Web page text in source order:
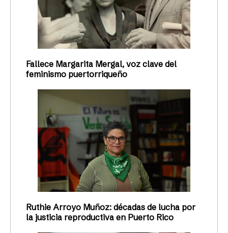
Fallece Margarita Mergal, voz clave del
feminismo puertorriqueño
Ruthie Arroyo Muñoz: décadas de lucha por
la justicia reproductiva en Puerto Rico